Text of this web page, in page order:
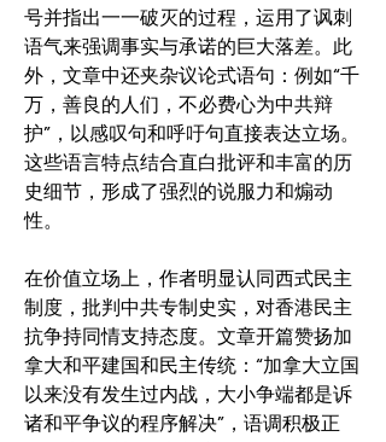
号并指出一一破灭的过程，运用了讽刺
语气来强调事实与承诺的巨大落差。此
外，文章中还夹杂议论式语句：例如“千
万，善良的人们，不必费心为中共辩
护”，以感叹句和呼吁句直接表达立场。
这些语言特点结合直白批评和丰富的历
史细节，形成了强烈的说服力和煽动
性。
在价值立场上，作者明显认同西式民主
制度，批判中共专制史实，对香港民主
抗争持同情支持态度。文章开篇赞扬加
拿大和平建国和民主传统：“加拿大立国
以来没有发生过内战，大小争端都是诉
诸和平争议的程序解决”，语调积极正